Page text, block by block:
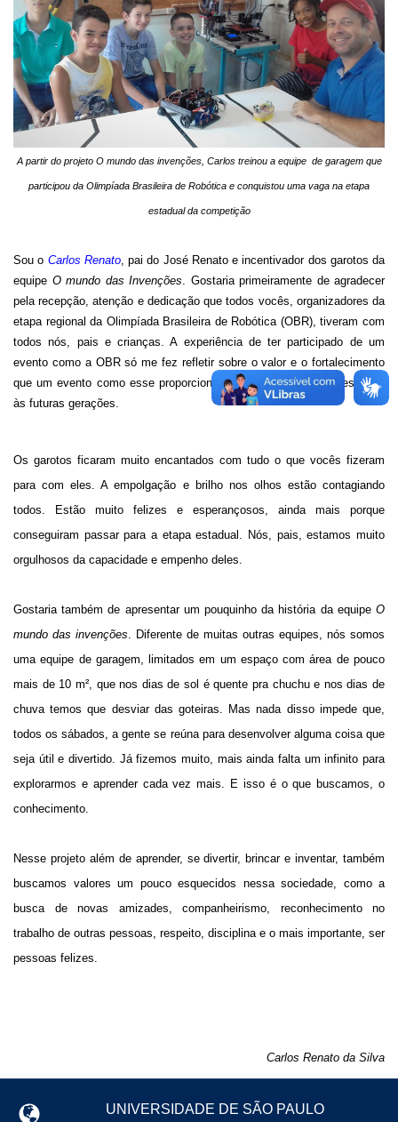
A partir do projeto O mundo das invenções, Carlos treinou a equipe de garagem que
participou da Olimpíada Brasileira de Robótica e conquistou uma vaga na etapa
estadual da competição
Sou o Carlos Renato, pai do José Renato e incentivador dos garotos da
equipe O mundo das Invenções . Gostaria primeiramente de agradecer
pela recepção, atenção e dedicação que todos vocês, organizadores da
etapa regional da Olimpíada Brasileira de Robótica (OBR), tiveram com
todos nós, pais e crianças. A experiência de ter participado de um
evento como a OBR só me fez refletir sobre o valor e o fortalecimento
que um evento como esse proporciona a toda sociedade, em especial
às futuras gerações.
Os garotos ficaram muito encantados com tudo o que vocês fizeram
para com eles. A empolgação e brilho nos olhos estão contagiando
todos. Estão muito felizes e esperançosos, ainda mais porque
conseguiram passar para a etapa estadual. Nós, pais, estamos muito
orgulhosos da capacidade e empenho deles.
Gostaria também de apresentar um pouquinho da história da equipe O
mundo das invenções . Diferente de muitas outras equipes, nós somos
uma equipe de garagem, limitados em um espaço com área de pouco
mais de 10 m², que nos dias de sol é quente pra chuchu e nos dias de
chuva temos que desviar das goteiras. Mas nada disso impede que,
todos os sábados, a gente se reúna para desenvolver alguma coisa que
seja útil e divertido. Já fizemos muito, mais ainda falta um infinito para
explorarmos e aprender cada vez mais. E isso é o que buscamos, o
conhecimento.
Nesse projeto além de aprender, se divertir, brincar e inventar, também
buscamos valores um pouco esquecidos nessa sociedade, como a
busca de novas amizades, companheirismo, reconhecimento no
trabalho de outras pessoas, respeito, disciplina e o mais importante, ser
pessoas felizes.
Carlos Renato da Silva
UNIVERSIDADE DE SÃO PAULO